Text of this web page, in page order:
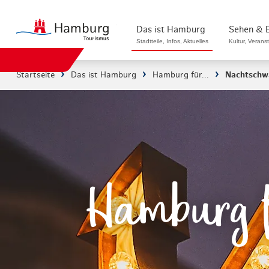
Das ist Hamburg
Stadtteile, Infos, Aktuelles
Hamburg nachhaltig erleben
Ein Tag in Hamburg
Hamburg das ganze Jahr
Hamburg für...
Infos & Mobilität
Sehen &
Kultur,
Kultur & Musik
Musicals &
Hamburg
Rundfahrten &
Radfahren in
Startseite Das ist Hamburg Hamburg für...
Hamburg